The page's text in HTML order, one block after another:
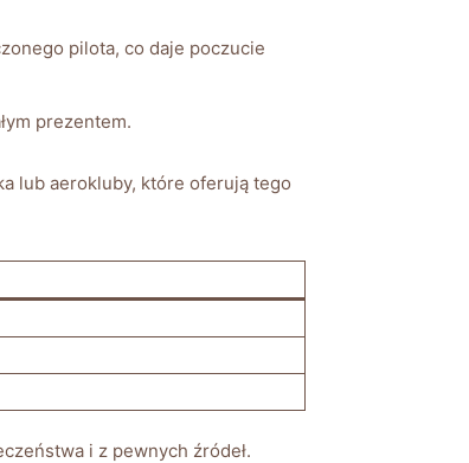
‍pilota,⁢ co ⁤daje poczucie
prezentem.
lub⁤ aerokluby, które oferują⁤ tego
i ‍z ‍pewnych⁢ źródeł.